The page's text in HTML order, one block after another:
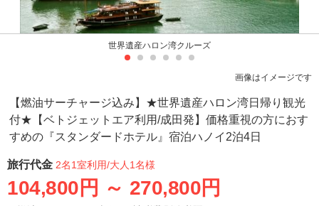
世界遺産ハロン湾クルーズ
画像はイメージです
【燃油サーチャージ込み】★世界遺産ハロン湾日帰り観光
付★【ベトジェットエア利用/成田発】価格重視の方におす
すめの『スタンダードホテル』宿泊ハノイ2泊4日
旅行代金 2名1室利用/大人1名様
104,800円 ～ 270,800円